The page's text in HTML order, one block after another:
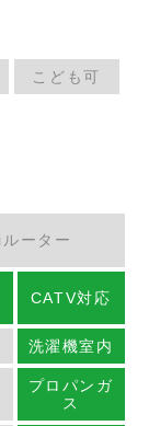
こども可
ーター
CATV対応
洗濯機室内
プロパンガ
ス